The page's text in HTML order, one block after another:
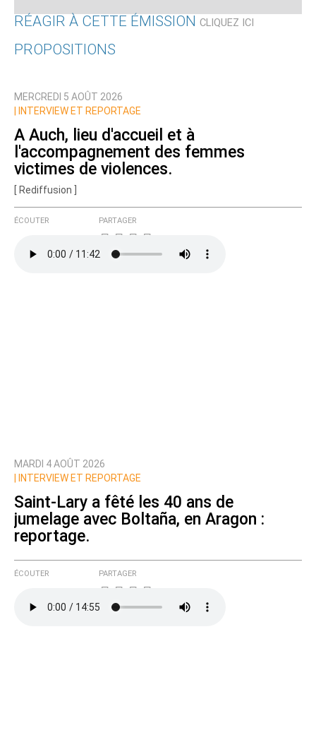
RÉAGIR À CETTE ÉMISSION CLIQUEZ ICI
Nom
Courriel (non publié)
Ajoutez votre commentaire ici
Prévenez-moi de tous les nouveaux commentaires
PROPOSITIONS
MERCREDI 5 AOÛT 2026
INTERVIEW ET REPORTAGE
A Auch, lieu d'accueil et à
l'accompagnement des femmes
victimes de violences.
[ Rediffusion ]
ÉCOUTER PARTAGER
MARDI 4 AOÛT 2026
INTERVIEW ET REPORTAGE
Saint-Lary a fêté les 40 ans de
jumelage avec Boltaña, en Aragon :
reportage.
ÉCOUTER PARTAGER